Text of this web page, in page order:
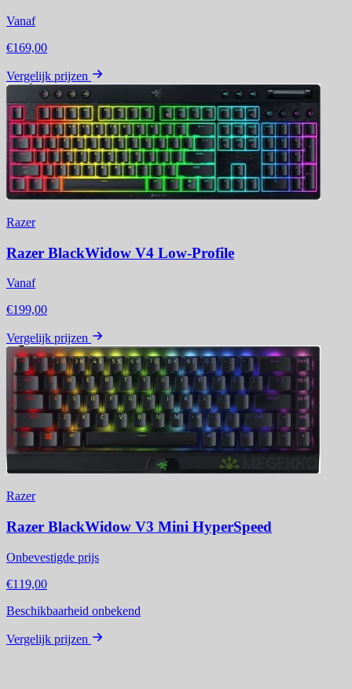
Vanaf
€169,00
Vergelijk prijzen
Razer
Razer BlackWidow V4 Low-Profile
Vanaf
€199,00
Vergelijk prijzen
Razer
Razer BlackWidow V3 Mini HyperSpeed
Onbevestigde prijs
€119,00
Beschikbaarheid onbekend
Vergelijk prijzen